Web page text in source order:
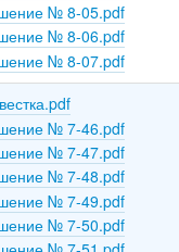
№ 8-05.pdf
№ 8-06.pdf
№ 8-07.pdf
№ 7-46.pdf
№ 7-47.pdf
№ 7-48.pdf
№ 7-49.pdf
№ 7-50.pdf